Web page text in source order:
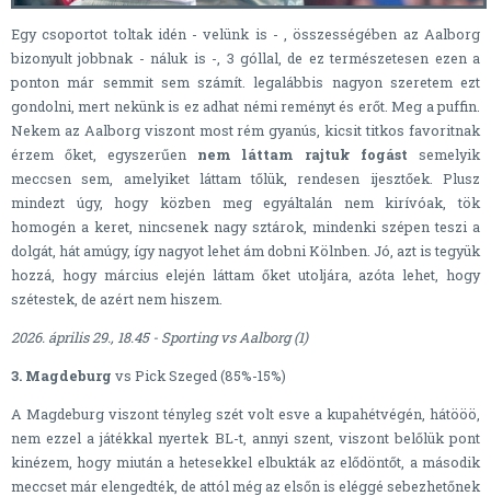
Egy csoportot toltak idén - velünk is - , összességében az Aalborg
bizonyult jobbnak - náluk is -, 3 góllal, de ez természetesen ezen a
ponton már semmit sem számít. legalábbis nagyon szeretem ezt
gondolni, mert nekünk is ez adhat némi reményt és erőt. Meg a puffin.
Nekem az Aalborg viszont most rém gyanús, kicsit titkos favoritnak
érzem őket, egyszerűen nem láttam rajtuk fogást semelyik
meccsen sem, amelyiket láttam tőlük, rendesen ijesztőek. Plusz
mindezt úgy, hogy közben meg egyáltalán nem kirívóak, tök
homogén a keret, nincsenek nagy sztárok, mindenki szépen teszi a
dolgát, hát amúgy, így nagyot lehet ám dobni Kölnben. Jó, azt is tegyük
hozzá, hogy március elején láttam őket utoljára, azóta lehet, hogy
szétestek, de azért nem hiszem.
2026. április 29., 18.45 - Sporting vs Aalborg (1)
3. Magdeburg vs Pick Szeged (85%-15%)
A Magdeburg viszont tényleg szét volt esve a kupahétvégén, hátööö,
nem ezzel a játékkal nyertek BL-t, annyi szent, viszont belőlük pont
kinézem, hogy miután a hetesekkel elbukták az elődöntőt, a második
meccset már elengedték, de attól még az elsőn is eléggé sebezhetőnek